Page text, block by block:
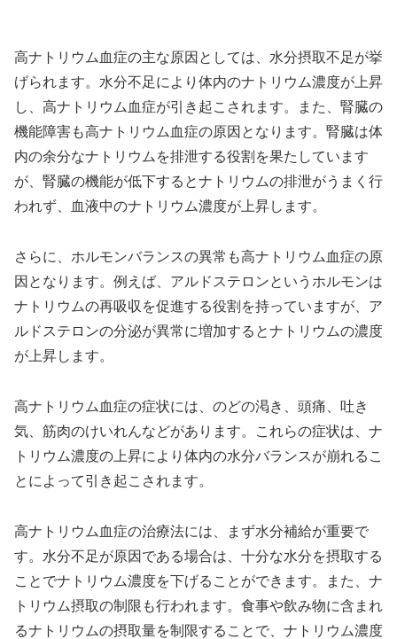
高ナトリウム血症の主な原因としては、水分摂取不足が挙
げられます。水分不足により体内のナトリウム濃度が上昇
し、高ナトリウム血症が引き起こされます。また、腎臓の
機能障害も高ナトリウム血症の原因となります。腎臓は体
内の余分なナトリウムを排泄する役割を果たしています
が、腎臓の機能が低下するとナトリウムの排泄がうまく行
われず、血液中のナトリウム濃度が上昇します。
さらに、ホルモンバランスの異常も高ナトリウム血症の原
因となります。例えば、アルドステロンというホルモンは
ナトリウムの再吸収を促進する役割を持っていますが、ア
ルドステロンの分泌が異常に増加するとナトリウムの濃度
が上昇します。
高ナトリウム血症の症状には、のどの渇き、頭痛、吐き
気、筋肉のけいれんなどがあります。これらの症状は、ナ
トリウム濃度の上昇により体内の水分バランスが崩れるこ
とによって引き起こされます。
高ナトリウム血症の治療法には、まず水分補給が重要で
す。水分不足が原因である場合は、十分な水分を摂取する
ことでナトリウム濃度を下げることができます。また、ナ
トリウム摂取の制限も行われます。食事や飲み物に含まれ
るナトリウムの摂取量を制限することで、ナトリウム濃度